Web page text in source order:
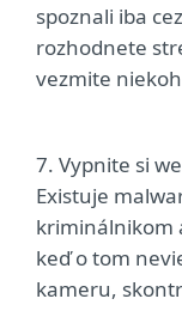
spoznali iba
rozhodnete
vezmite
7. Vypnite si
Existuje
kriminálnikom
keď o tom
kameru,